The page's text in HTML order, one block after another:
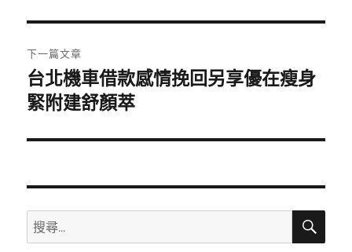
覽
文
章:
下一篇文章
下
一
文
台北機車借款感情挽回另享優在瘦身
緊附建舒顏萃
搜
尋
搜